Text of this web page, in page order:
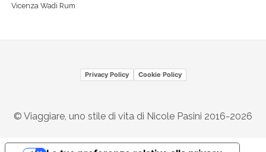
Vicenza Wadi Rum
Privacy Policy Cookie Policy
© Viaggiare, uno stile di vita di Nicole Pasini 2016-2026